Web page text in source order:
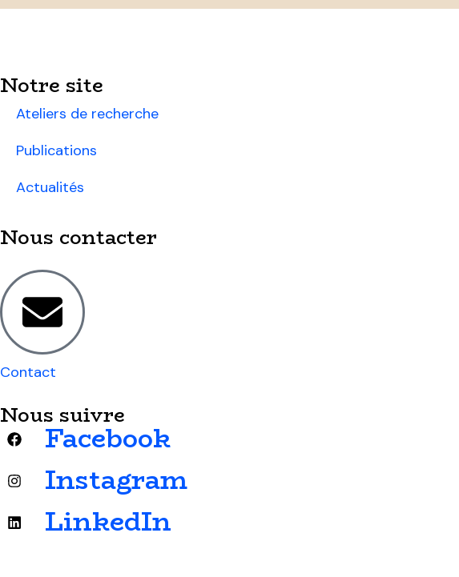
Notre site
Ateliers de recherche
Publications
Actualités
Nous contacter
Contact
Nous suivre
Facebook
Instagram
LinkedIn